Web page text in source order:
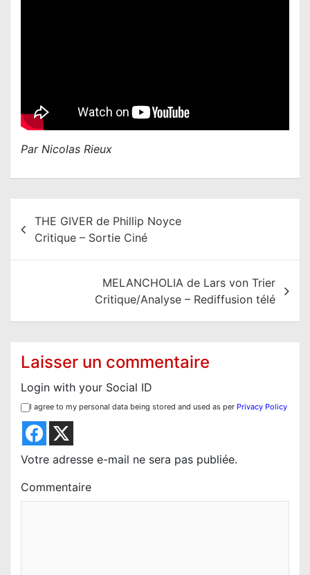
Par Nicolas Rieux
d
THE GIVER de Phillip Noyce
Critique – Sortie Ciné
MELANCHOLIA de Lars von Trier
Critique/Analyse – Rediffusion télé
Laisser un commentaire
Login with your Social ID
I agree to my personal data being stored and used as per Privacy Policy
Votre adresse e-mail ne sera pas publiée.
Commentaire